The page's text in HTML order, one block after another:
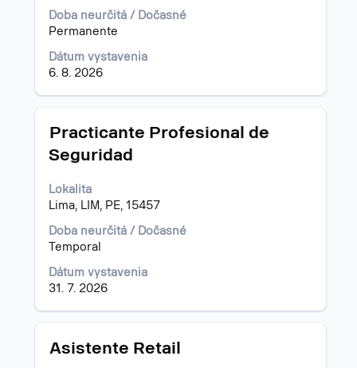
Doba neurčitá / Dočasné
Permanente
Dátum vystavenia
6. 8. 2026
informácií
o
pozícii.
Názov
Practicante Profesional de
Seguridad
Lokalita
Lima, LIM, PE, 15457
Doba neurčitá / Dočasné
Temporal
Dátum vystavenia
31. 7. 2026
Stlačte
na
celého
obsahu
informácií
o
pracovnej
pozícii.
Názov
Asistente Retail
Stlačte